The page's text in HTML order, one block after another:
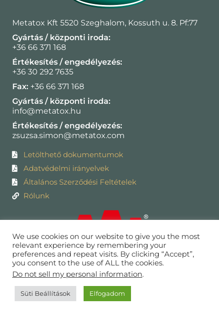
Metatox Kft 5520 Szeghalom, Kossuth u. 8. Pf:77
Gyártás / központi iroda:
+36 66 371 168
Értékesítés / engedélyezés:
+36 30 292 7635
Fax: +36 66 371 168
Gyártás / központi iroda:
info@metatox.hu
Értékesítés / engedélyezés:
zsuzsa.simon@metatox.com
Letölthető dokumentumok
Adatvédelmi irányelvek
Általános Szerződési Feltételek
Rólunk
We use cookies on our website to give you the most
relevant experience by remembering your
preferences and repeat visits. By clicking “Accept”,
you consent to the use of ALL the cookies.
Do not sell my personal information.
Süti Beállítások Elfogadom